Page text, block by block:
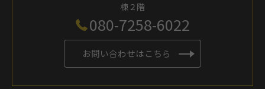
棟２階
080-7258-6022
お問い合わせはこちら